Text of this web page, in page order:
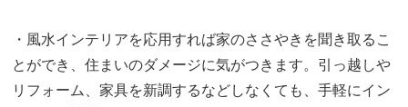
・風水インテリアを応用すれば家のささやきを聞き取るこ
とができ、住まいのダメージに気がつきます。引っ越しや
リフォーム、家具を新調するなどしなくても、手軽にイン